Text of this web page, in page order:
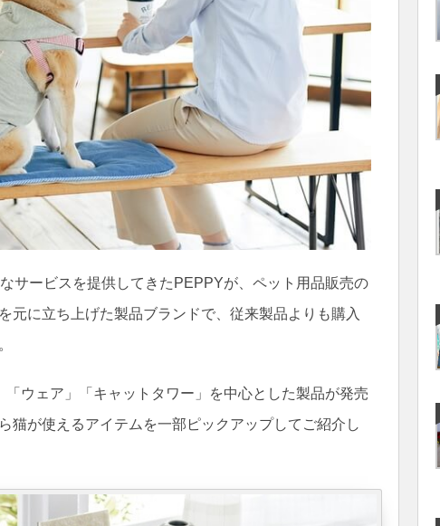
サービスを提供してきたPEPPYが、ペット用品販売の
元に立ち上げた製品ブランドで、従来製品よりも購入
ウェア」「キャットタワー」を中心とした製品が発売
猫が使えるアイテムを一部ピックアップしてご紹介し